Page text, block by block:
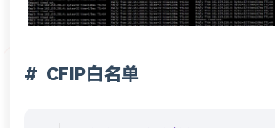
CFIP白名单